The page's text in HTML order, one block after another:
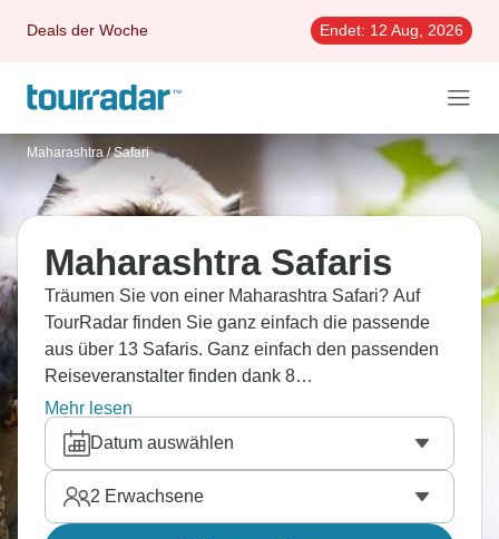
Deals der Woche Endet: 12 Aug, 2026
Maharashtra / Safari
Maharashtra Safaris
Träumen Sie von einer Maharashtra Safari? Auf
TourRadar finden Sie ganz einfach die passende
aus über 13 Safaris. Ganz einfach den passenden
Reiseveranstalter finden dank 8
Erfahrungsberichten.
Mehr lesen
Datum auswählen
2 Erwachsene